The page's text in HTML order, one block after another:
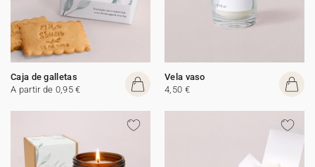
Caja de galletas
A partir de 0,95 €
Vela vaso
4,50 €